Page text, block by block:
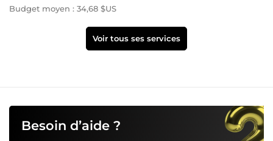
Budget moyen : 34,68 $US
Voir tous ses services
Besoin d’aide ?